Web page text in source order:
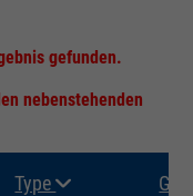
gefunden.
nebenstehenden
Type